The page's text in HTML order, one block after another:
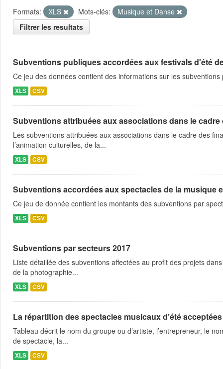
Formats: XLS Mots-clés:
Musique et Danse
Filtrer les resultats
Subventions publiques accordées aux festivals d'été
Ce jeu des données contient des informations sur les
XLS CSV
Subventions attribuées aux associations dans le
Les subventions attribuées aux associations dans le cadre des
l’animation culturelles, de la...
XLS CSV
Subventions accordées aux spectacles de la musique
Ce jeu de donnée contient les montants des subventions par
XLS CSV
Subventions par secteurs 2017
Liste détaillée des subventions affectées au profit des projets
de la photographie...
XLS CSV
La répartition des spectacles musicaux d’été
Tableau décrit le nom du groupe ou d’artiste, l’entrepreneur, le
de spectacle, la...
XLS CSV